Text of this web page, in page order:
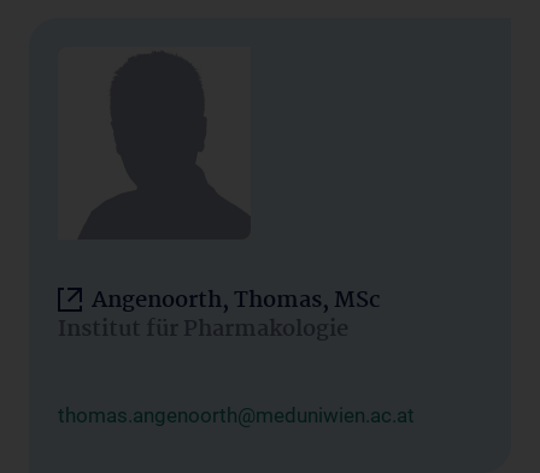
Angenoorth, Thomas, MSc
Institut für Pharmakologie
thomas.angenoorth@meduniwien.ac.at